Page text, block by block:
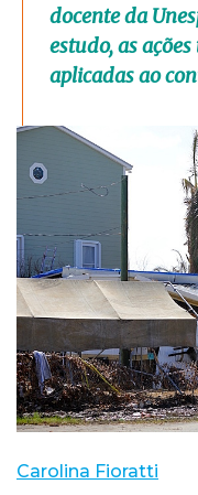
docente da
estudo, as
aplicadas ao
Carolina Fioratti